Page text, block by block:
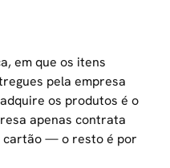
em que os itens
pela empresa
os produtos é o
apenas contrata
cartão — o resto é por